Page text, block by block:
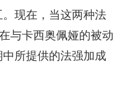
现在，当这两种法
与卡西奥佩娅的被动
所提供的法强加成